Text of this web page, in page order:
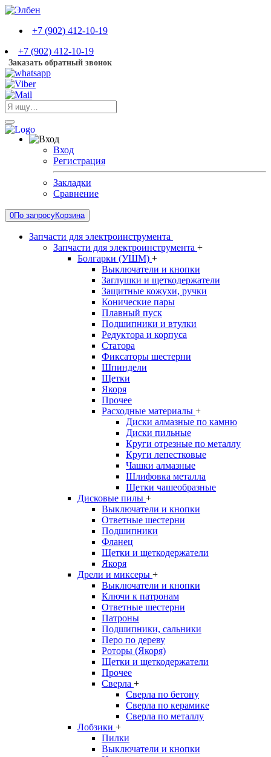
+7 (902) 412-10-19
+7 (902) 412-10-19
Заказать обратный звонок
Вход
Регистрация
Закладки
Сравнение
0По запросуКорзина
Запчасти для электроинструмента
Запчасти для электроинструмента +
Болгарки (УШМ) +
Выключатели и кнопки
Заглушки и щеткодержатели
Защитные кожухи, ручки
Конические пары
Плавный пуск
Подшипники и втулки
Редуктора и корпуса
Статора
Фиксаторы шестерни
Шпиндели
Щетки
Якоря
Прочее
Расходные материалы +
Диски алмазные по камню
Диски пильные
Круги отрезные по металлу
Круги лепестковые
Чашки алмазные
Шлифовка металла
Щетки чашеобразные
Дисковые пилы +
Выключатели и кнопки
Ответные шестерни
Подшипники
Фланец
Щетки и щеткодержатели
Якоря
Дрели и миксеры +
Выключатели и кнопки
Ключи к патронам
Ответные шестерни
Патроны
Подшипники, сальники
Перо по дереву
Роторы (Якоря)
Щетки и щеткодержатели
Прочее
Сверла +
Сверла по бетону
Сверла по керамике
Сверла по металлу
Лобзики +
Пилки
Выключатели и кнопки